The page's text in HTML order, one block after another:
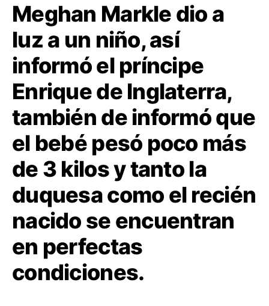
Meghan Markle dio a
luz a un niño, así
informó el príncipe
Enrique de Inglaterra,
también de informó que
el bebé pesó poco más
de 3 kilos y tanto la
duquesa como el recién
nacido se encuentran
en perfectas
condiciones.